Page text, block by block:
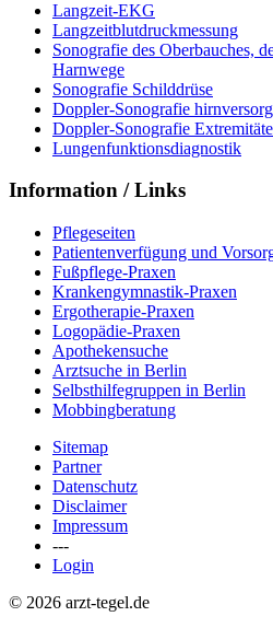
Langzeit-EKG
Langzeitblutdruckmessung
Sonografie des Oberbauches,
Harnwege
Sonografie Schilddrüse
Doppler-Sonografie
Doppler-Sonografie
Lungenfunktionsdiagnostik
Information / Links
Pflegeseiten
Patientenverfügung und
Fußpflege-Praxen
Krankengymnastik-Praxen
Ergotherapie-Praxen
Logopädie-Praxen
Apothekensuche
Arztsuche in Berlin
Selbsthilfegruppen in Berlin
Mobbingberatung
Sitemap
Partner
Datenschutz
Disclaimer
Impressum
---
Login
© 2026 arzt-tegel.de